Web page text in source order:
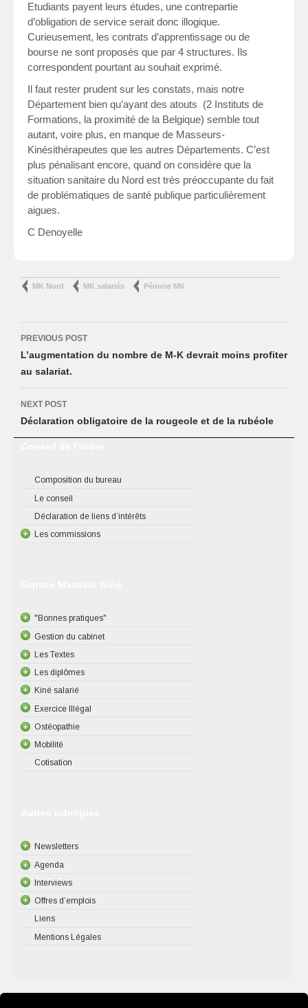
Etudiants payent leurs études, une contrepartie
d’obligation de service serait donc illogique.
Curieusement, les contrats d’apprentissage ou de
bourse ne sont proposés que par 4 structures. Ils
correspondent pourtant au souhait exprimé.
Il faut rester prudent sur les constats, mais notre
Département bien qu’ayant des atouts (2 Instituts de
Formations, la proximité de la Belgique) semble tout
autant, voire plus, en manque de Masseurs-
Kinésithérapeutes que les autres Départements. C’est
plus pénalisant encore, quand on considère que la
situation sanitaire du Nord est très préoccupante du fait
de problématiques de santé publique particulièrement
aigues.
C Denoyelle
MK Nord MK salariés Pénurie MK
Post
navigation
PREVIOUS POST
L’augmentation du nombre de M-K devrait moins profiter
au salariat.
NEXT POST
Déclaration obligatoire de la rougeole et de la rubéole
Composition du bureau
Le conseil
Déclaration de liens d’intérêts
Les commissions
"Bonnes pratiques"
Gestion du cabinet
Les Textes
Les diplômes
Kiné salarié
Exercice Illégal
Ostéopathie
Mobilité
Cotisation
Newsletters
Agenda
Interviews
Offres d’emplois
Liens
Mentions Légales